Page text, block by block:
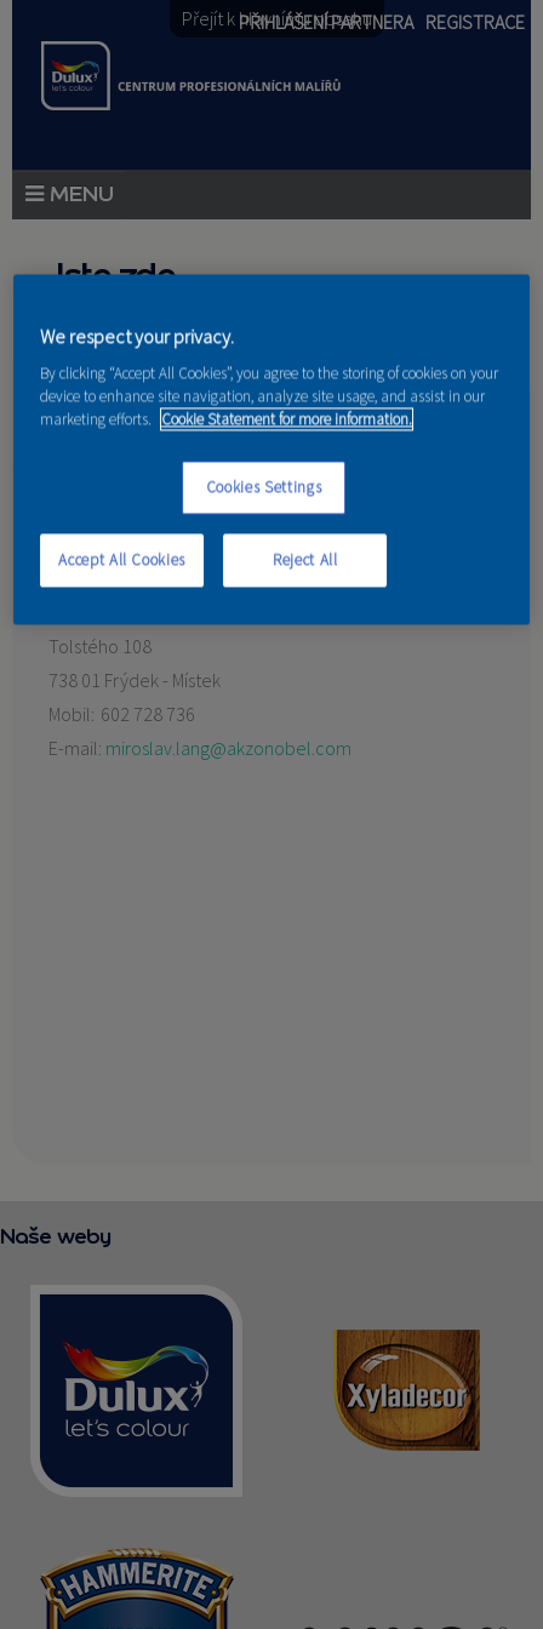
Přejít k hlavnímu obsahu
PŘIHLÁŠENÍ PARTNERA REGISTRACE
PORADENSTVÍ
AKCE A NOVINKY
KONTAKT
Jste zde
Domů»Partneri
Anton Sulan
Tolstého 108
738 01 Frýdek - Místek
Mobil: 602 728 736
E-mail: miroslav.lang@akzonobel.com
Naše weby
We respect your privacy.
By clicking “Accept All Cookies”, you agree to the storing of cookies on your
device to enhance site navigation, analyze site usage, and assist in our
marketing efforts. Cookie Statement for more information.
Cookies Settings
Reject All
Accept All Cookies